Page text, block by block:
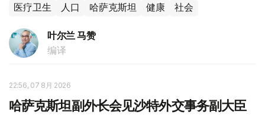
医疗卫生 人口 哈萨克斯坦 健康 社会
叶尔兰 马赞
编译
22:56, 07 8月 2026
哈萨克斯坦副外长会见沙特外交事务副大臣